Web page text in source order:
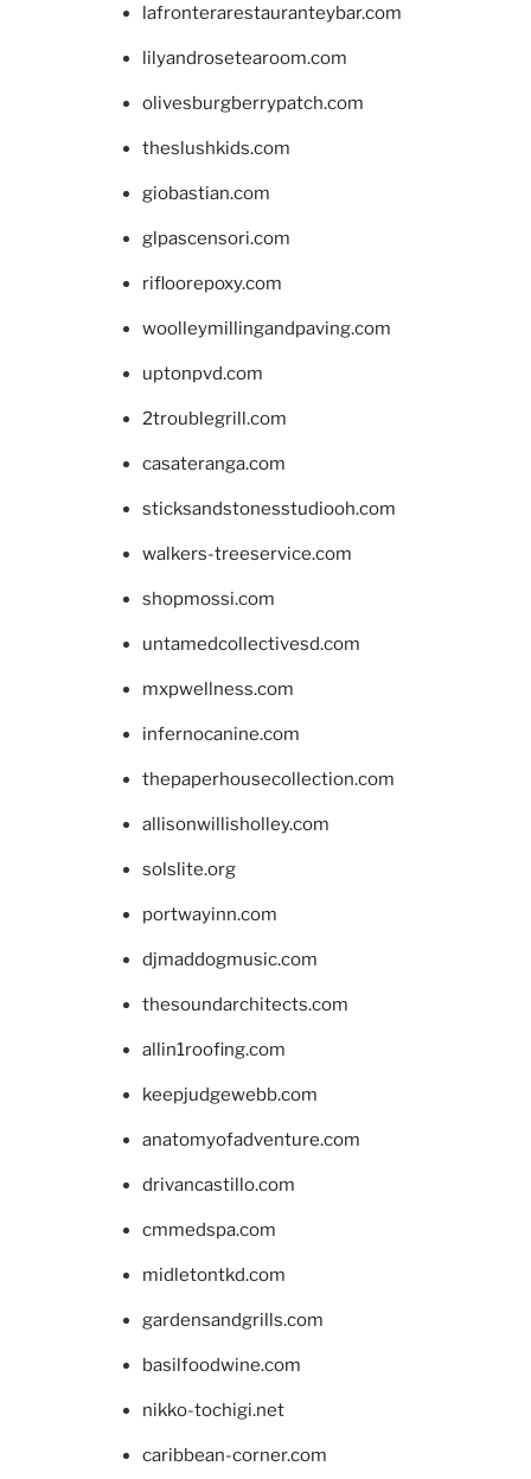
lafronterarestauranteybar.com
lilyandrosetearoom.com
olivesburgberrypatch.com
theslushkids.com
giobastian.com
glpascensori.com
rifloorepoxy.com
woolleymillingandpaving.com
uptonpvd.com
2troublegrill.com
casateranga.com
sticksandstonesstudiooh.com
walkers-treeservice.com
shopmossi.com
untamedcollectivesd.com
mxpwellness.com
infernocanine.com
thepaperhousecollection.com
allisonwillisholley.com
solslite.org
portwayinn.com
djmaddogmusic.com
thesoundarchitects.com
allin1roofing.com
keepjudgewebb.com
anatomyofadventure.com
drivancastillo.com
cmmedspa.com
midletontkd.com
gardensandgrills.com
basilfoodwine.com
nikko-tochigi.net
caribbean-corner.com